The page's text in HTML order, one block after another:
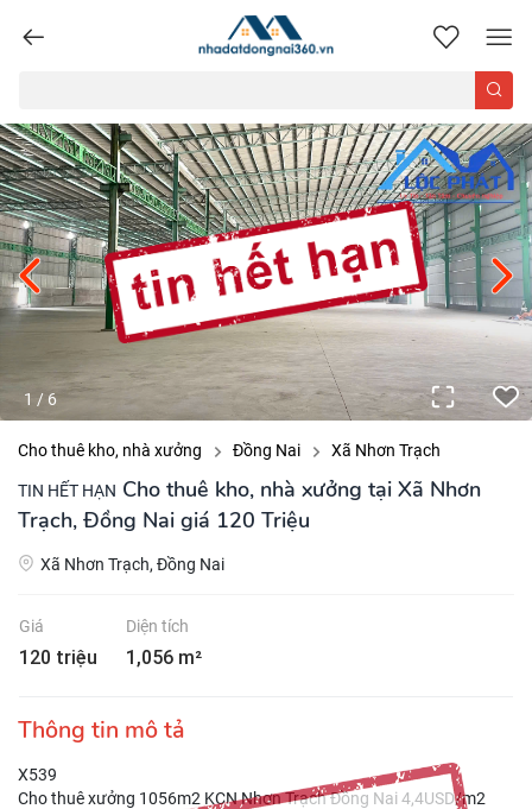
nhadatdongnai360.vn
1 / 6
Cho thuê kho, nhà xưởng Đồng Nai Xã Nhơn Trạch
TIN HẾT HẠN Cho thuê kho, nhà xưởng tại Xã Nhơn
Trạch, Đồng Nai giá 120 Triệu
Xã Nhơn Trạch, Đồng Nai
Giá
120 triệu
Diện tích
1,056 m²
Thông tin mô tả
X539
Cho thuê xưởng 1056m2 KCN Nhơn Trạch Đồng Nai 4,4USD/m2